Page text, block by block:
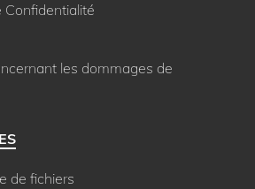
Confidentialité
les dommages de
de fichiers